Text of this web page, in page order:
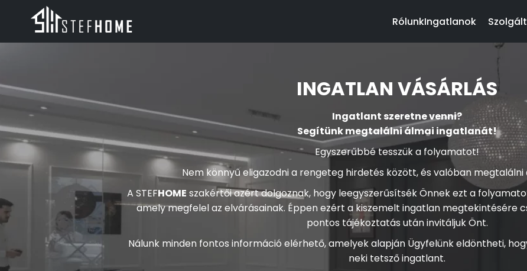
RólunkIngatlanok
INGATLAN VÁSÁRLÁS
Ingatlant szeretne venni?
Segítünk megtalálni álmai ingatlanát!
Egyszerűbbé tesszük a folyamatot!
Nem könnyű eligazodni a rengeteg hirdetés között, és valóban megtalálni
A STEFHOME szakértői azért dolgoznak, hogy leegyszerűsítsék Önnek ezt a
amely megfelel az elvárásainak. Éppen ezért a kiszemelt ingatlan megtekintésére
pontos tájékoztatás után invitáljuk Önt.
Nálunk minden fontos információ elérhető, amelyek alapján Ügyfelünk eldöntheti,
neki tetsző ingatlant.